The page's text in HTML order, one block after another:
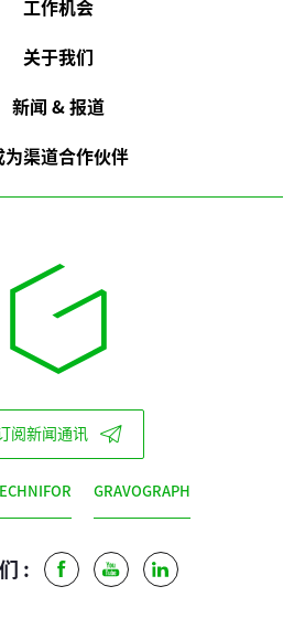
工作机会
关于我们
新闻 & 报道
为渠道合作伙伴
阅新闻通讯
GRAVOGRAPH
: FacebookYoutubeLinkedIn